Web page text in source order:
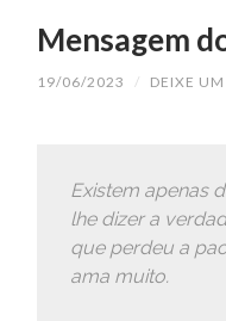
Mensagem
19/06/2023 / DEIXE
Existem apenas
lhe dizer a
que perdeu a
ama muito.